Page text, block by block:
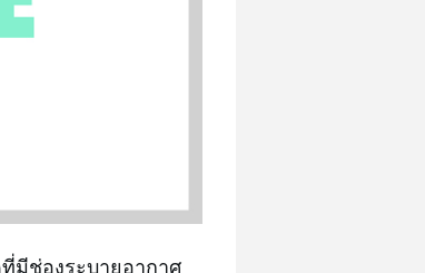
มีช่องระบายอากาศ